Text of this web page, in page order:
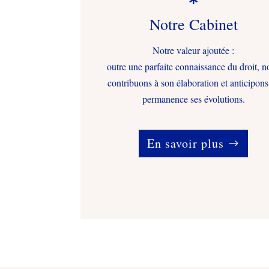
Notre Cabinet
Notre valeur ajoutée :
outre une parfaite connaissance du droit,
contribuons à son élaboration et
permanence ses évolutions.
En savoir plus